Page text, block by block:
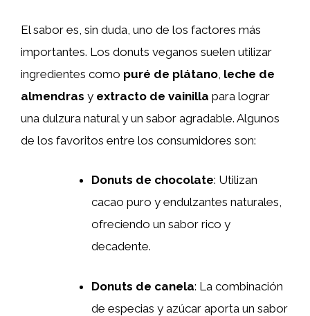
El sabor es, sin duda, uno de los factores más
importantes. Los donuts veganos suelen utilizar
ingredientes como puré de plátano leche de
almendras y extracto de vainilla para lograr
una dulzura natural y un sabor agradable. Algunos
de los favoritos entre los consumidores son:
Donuts de chocolate: Utilizan
cacao puro y endulzantes naturales,
ofreciendo un sabor rico y
decadente.
Donuts de canela: La combinación
de especias y azúcar aporta un sabor